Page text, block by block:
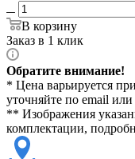
В корзину
Заказ в 1 клик
Обратите внимание!
* Цена варьируется
уточняйте по email или
** Изображения
комплектации,